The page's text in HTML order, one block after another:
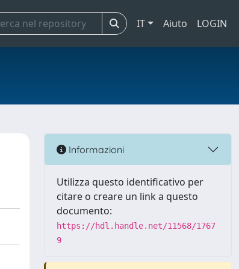
IT Aiuto LOGIN
Informazioni
Utilizza questo identificativo per
citare o creare un link a questo
documento:
https://hdl.handle.net/11568/1767
9